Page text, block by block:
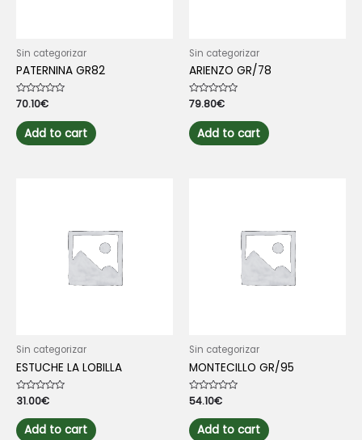
Sin categorizar
PATERNINA GR82
Rated
0
out
of
5
70.10€
Add to cart
Sin categorizar
ARIENZO GR/78
Rated
0
out
of
5
79.80€
Add to cart
Sin categorizar
ESTUCHE LA LOBILLA
Rated
0
out
of
5
31.00€
Add to cart
Sin categorizar
MONTECILLO GR/95
Rated
0
out
of
5
54.10€
Add to cart